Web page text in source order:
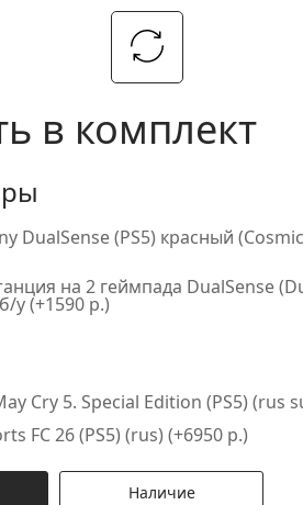
в комплект
DualSense (PS5) красный
на 2 геймпада DualSense
у (+1590 р.)
Cry 5. Special Edition (PS5) (rus
FC 26 (PS5) (rus) (+6950 р.)
Наличие